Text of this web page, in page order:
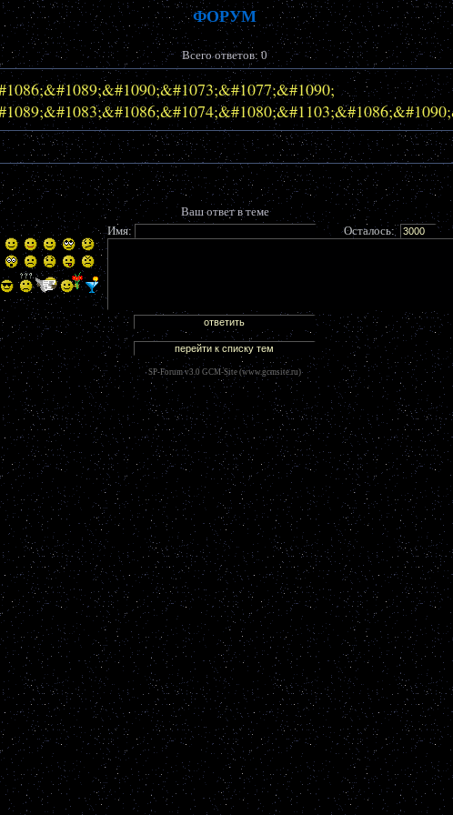
ФОРУМ
Всего ответов: 0
Ваш ответ в теме
Имя:
Осталось:
SP-Forum v3.0 GCM-Site (www.gcmsite.ru)